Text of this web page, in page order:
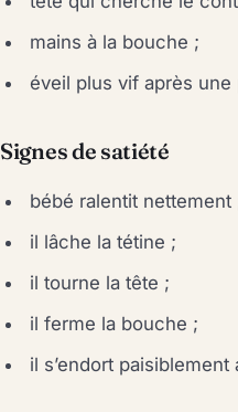
mains à la bouche ;
éveil plus vif après une
Signes de satiété
bébé ralentit nettement
il lâche la tétine ;
il tourne la tête ;
il ferme la bouche ;
il s’endort paisiblement